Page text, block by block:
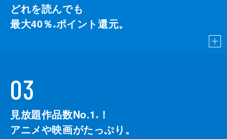
どれを読んでも
最大40％ ※ポイント還元。
03
見放題作品数No.1 ※
！
アニメや映画がたっぷり。